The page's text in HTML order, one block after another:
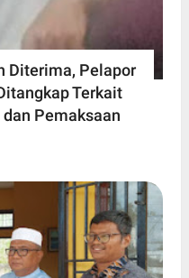
Diterima, Pelapor
Terkait
Pemaksaan